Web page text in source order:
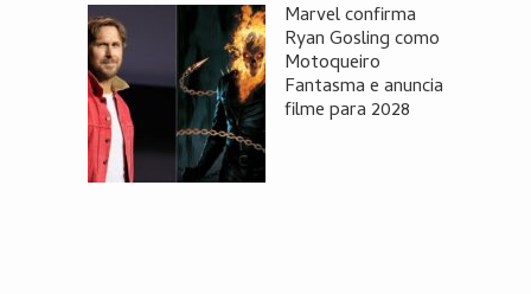
Marvel confirma
Ryan Gosling como
Motoqueiro
Fantasma e anuncia
filme para 2028